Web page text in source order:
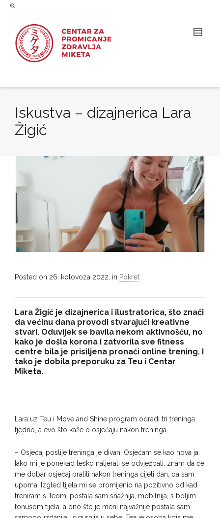
Iskustva – dizajnerica Lara
Žigić
Posted on 26. kolovoza 2022. in Pokret
Lara Žigić je dizajnerica i ilustratorica, što znači
da većinu dana provodi stvarajući kreativne
stvari. Oduvijek se bavila nekom aktivnošću, no
kako je došla korona i zatvorila sve fitness
centre bila je prisiljena pronaći online trening. I
tako je dobila preporuku za Teu i Centar
Miketa.
Lara uz Teu i Move and Shine program odradi tri treninga
tjedno, a evo što kaže o osjećaju nakon treninga.
– Osjećaj poslije treninga je divan! Osjećam se kao nova ja.
Iako mi je ponekad teško natjerati se odvježbati, znam da će
me dobar osjećaj pratiti nakon treninga cijeli dan, pa sam
uporna. Izgled tijela mi se promijenio na pozitivno od kad
treniram s Teom, postala sam snažnija, mobilnija, s boljim
tonusom tijela, a ono što je meni najvažnije postala sam